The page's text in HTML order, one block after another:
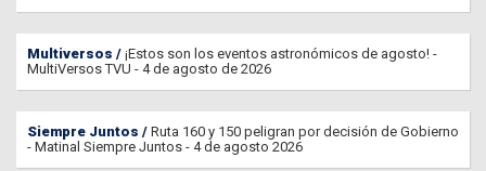
Multiversos
¡Estos son los eventos astronómicos de agosto! -
MultiVersos TVU - 4 de agosto de 2026
Siempre Juntos
Ruta 160 y 150 peligran por decisión de Gobierno
- Matinal Siempre Juntos - 4 de agosto 2026